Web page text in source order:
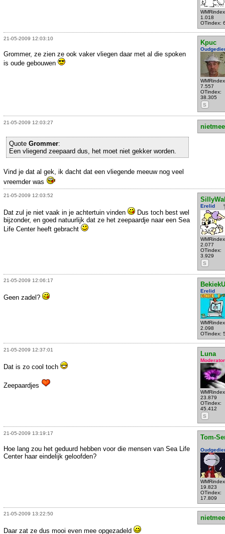
1.018
OTindex:
21-05-2009 12:03:10
Kpuc
7.557
OTindex:
38.305
S
Grommer, ze zien ze ook vaker vliegen daar met al die spoken
is oude gebouwen
21-05-2009 12:03:27
Quote Grommer:
Een vliegend zeepaard dus, het moet niet gekker worden.
Vind je dat al gek, ik dacht dat een vliegende meeuw nog veel
vreemder was
21-05-2009 12:03:52
Erelid
2.077
OTindex:
3.929
S
Dat zul je niet vaak in je achtertuin vinden
Dus toch best wel
bijzonder, en goed natuurlijk dat ze het zeepaardje naar een Sea
Life Center heeft gebracht
21-05-2009 12:06:17
Erelid
2.098
OTindex:
Geen zadel?
21-05-2009 12:37:01
Luna
Moderator
23.879
OTindex:
45.412
S
Dat is zo cool toch
Zeepaardjes
21-05-2009 13:19:17
Tom-
19.823
OTindex:
17.809
Hoe lang zou het geduurd hebben voor die mensen van Sea Life
Center haar eindelijk geloofden?
21-05-2009 13:22:50
Daar zat ze dus mooi even mee opgezadeld